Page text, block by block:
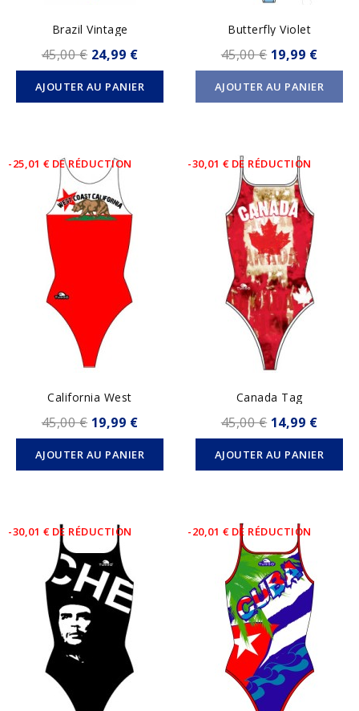
Brazil Vintage
45,00 € 24,99 €
AJOUTER AU PANIER
Butterfly Violet
45,00 € 19,99 €
AJOUTER AU PANIER
-25,01 € DE RÉDUCTION
California West
45,00 € 19,99 €
AJOUTER AU PANIER
-30,01 € DE RÉDUCTION
Canada Tag
45,00 € 14,99 €
AJOUTER AU PANIER
-30,01 € DE RÉDUCTION -20,01 € DE RÉDUCTION